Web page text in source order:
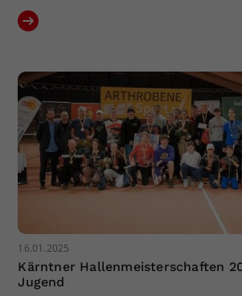
16.01.2025
Kärntner Hallenmeisterschaften
Jugend